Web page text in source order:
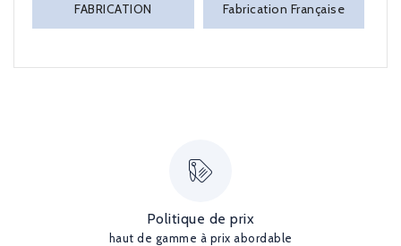
FABRICATION Fabrication Française
Politique de prix
haut de gamme à prix abordable